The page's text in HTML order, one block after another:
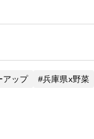
アップ 兵庫県x野菜